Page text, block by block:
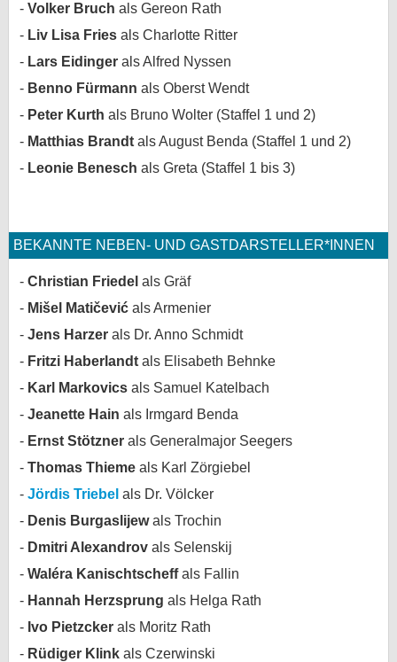
Volker Bruch als Gereon Rath
Liv Lisa Fries als Charlotte Ritter
Lars Eidinger als Alfred Nyssen
Benno Fürmann als Oberst Wendt
Peter Kurth als Bruno Wolter (Staffel 1 und 2)
Matthias Brandt als August Benda (Staffel 1 und 2)
Leonie Benesch als Greta (Staffel 1 bis 3)
BEKANNTE NEBEN- UND GASTDARSTELLER*INNEN
Christian Friedel als Gräf
Mišel Matičević als Armenier
Jens Harzer als Dr. Anno Schmidt
Fritzi Haberlandt als Elisabeth Behnke
Karl Markovics als Samuel Katelbach
Jeanette Hain als Irmgard Benda
Ernst Stötzner als Generalmajor Seegers
Thomas Thieme als Karl Zörgiebel
Jördis Triebel als Dr. Völcker
Denis Burgaslijewals Trochin
Dmitri Alexandrov als Selenskij
Waléra Kanischtscheffals Fallin
Hannah Herzsprung als Helga Rath
Ivo Pietzcker als Moritz Rath
Rüdiger Klink als Czerwinski
Forum
bei X
bei Facebook
Nutzungsbedingungen
Cookie-Einstellungen